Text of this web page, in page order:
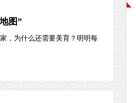
图”
，为什么还需要美育？明明每